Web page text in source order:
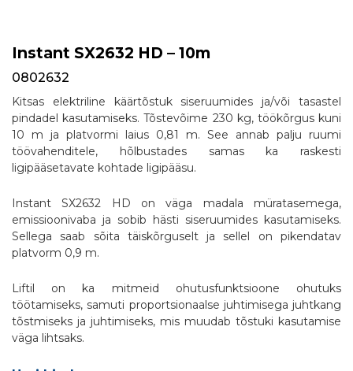
Instant SX2632 HD – 10m
0802632
Kitsas elektriline käärtõstuk siseruumides ja/või tasastel
pindadel kasutamiseks. Tõstevõime 230 kg, töökõrgus kuni
10 m ja platvormi laius 0,81 m. See annab palju ruumi
töövahenditele, hõlbustades samas ka raskesti
ligipääsetavate kohtade ligipääsu.
Instant SX2632 HD on väga madala müratasemega,
emissioonivaba ja sobib hästi siseruumides kasutamiseks.
Sellega saab sõita täiskõrguselt ja sellel on pikendatav
platvorm 0,9 m.
Liftil on ka mitmeid ohutusfunktsioone ohutuks
töötamiseks, samuti proportsionaalse juhtimisega juhtkang
tõstmiseks ja juhtimiseks, mis muudab tõstuki kasutamise
väga lihtsaks.